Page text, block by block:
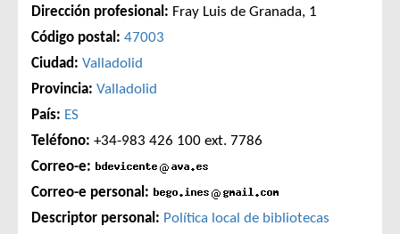
Dirección profesional: Fray Luis de Granada, 1
Código postal: 47003
Ciudad: Valladolid
Provincia: Valladolid
País: ES
Teléfono: +34-983 426 100 ext. 7786
Correo-e:
Correo-e personal:
Descriptor personal: Política local de bibliotecas